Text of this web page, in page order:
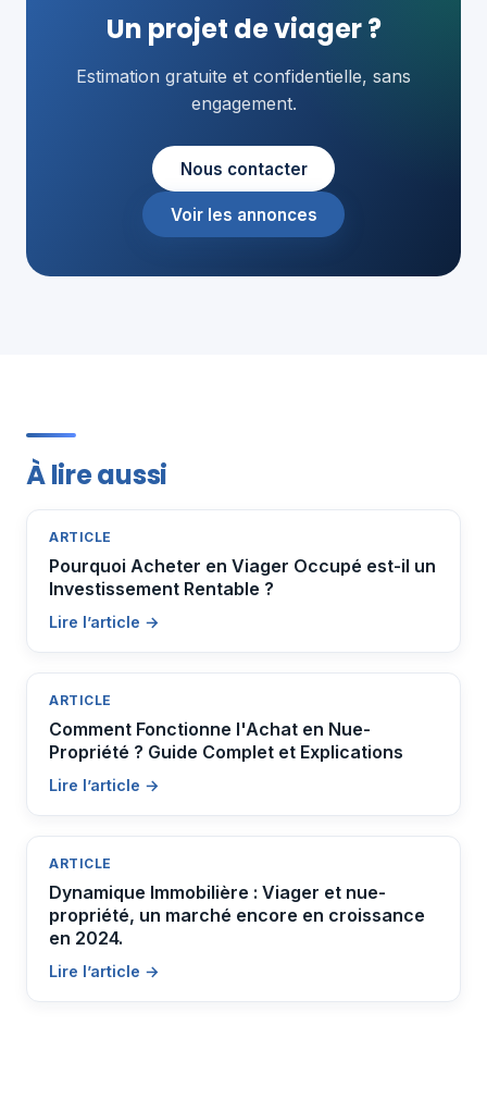
Un projet de viager ?
Estimation gratuite et confidentielle, sans
engagement.
Nous contacter
Voir les annonces
À lire aussi
ARTICLE
Pourquoi Acheter en Viager Occupé est-il un
Investissement Rentable ?
Lire l’article →
ARTICLE
Comment Fonctionne l'Achat en Nue-
Propriété ? Guide Complet et Explications
Lire l’article →
ARTICLE
Dynamique Immobilière : Viager et nue-
propriété, un marché encore en croissance
en 2024.
Lire l’article →